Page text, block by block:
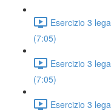
Esercizio 3
(7:05)
Esercizio 3
(7:05)
Esercizio 3